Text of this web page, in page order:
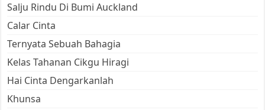
Salju Rindu Di Bumi Auckland
Calar Cinta
Ternyata Sebuah Bahagia
Kelas Tahanan Cikgu Hiragi
Hai Cinta Dengarkanlah
Khunsa